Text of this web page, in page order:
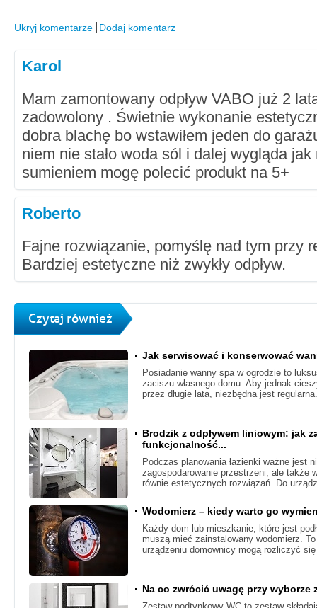
Ukryj komentarze Dodaj komentarz
Karol
Mam zamontowany odpływ VABO już 2
zadowolony . Świetnie wykonanie
dobra blachę bo wstawiłem jeden do
niem nie stało woda sól i dalej wygląda
sumieniem mogę polecić produkt na 5+
Roberto
Fajne rozwiązanie, pomyślę nad tym przy
Bardziej estetyczne niż zwykły odpływ.
Czytaj również
Jak serwisować i konserwować
Posiadanie wanny spa w ogrodzie to
zaciszu własnego domu. Aby jednak
przez długie lata, niezbędna jest
Brodzik z odpływem liniowym: jak
funkcjonalność...
Podczas planowania łazienki ważne jest
zagospodarowanie przestrzeni, ale także
równie estetycznych rozwiązań. Do
Wodomierz – kiedy warto go
Każdy dom lub mieszkanie, które jest
muszą mieć zainstalowany wodomierz.
urządzeniu domownicy mogą rozliczyć
Na co zwrócić uwagę przy wyborze